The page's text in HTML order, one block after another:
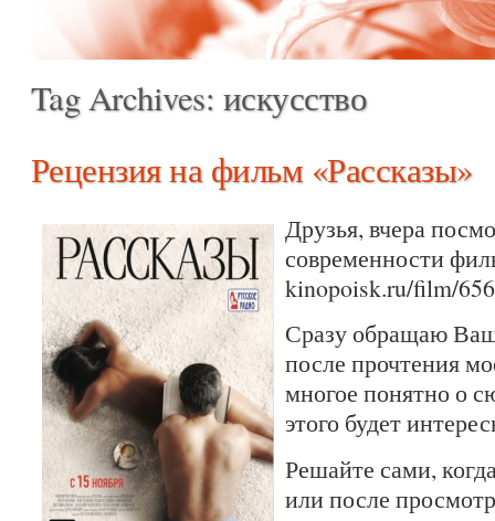
Tag Archives: искусство
Рецензия на фильм «Рассказы»
Друзья, вчера
современности
kinopoisk.ru/film/
Сразу обращаю
после прочтения
многое понятно о
этого будет
Решайте сами,
или после